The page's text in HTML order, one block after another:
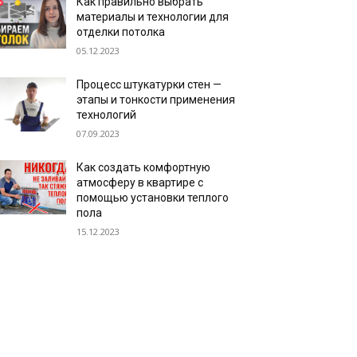
материалы и технологии для
отделки потолка
05.12.2023
Процесс штукатурки стен —
этапы и тонкости применения
технологий
07.09.2023
Как создать комфортную
атмосферу в квартире с
помощью установки теплого
пола
15.12.2023